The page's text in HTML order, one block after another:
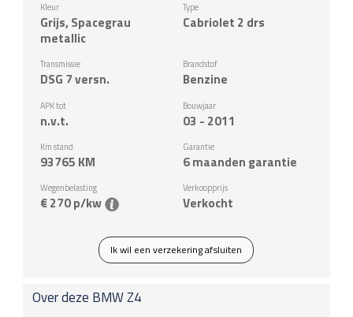
Kleur
Grijs, Spacegrau
metallic
Type
Cabriolet 2 drs
Transmissie
DSG 7 versn.
Brandstof
Benzine
APK tot
n.v.t.
Bouwjaar
03 - 2011
Km stand
93765 KM
Garantie
6 maanden garantie
Wegenbelasting
€ 270 p/kw
Verkoopprijs
Verkocht
Ik wil een verzekering afsluiten
Over deze BMWZ4